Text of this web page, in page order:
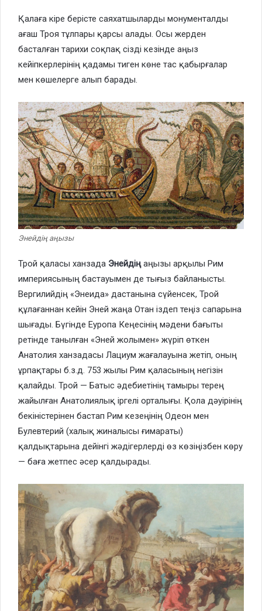
Қалаға кіре берісте саяхатшыларды монументалды
ағаш Троя тұлпары қарсы алады. Осы жерден
басталған тарихи соқпақ сізді кезінде аңыз
кейіпкерлерінің қадамы тиген көне тас қабырғалар
мен көшелерге алып барады.
Энейдің аңызы
Трой қаласы ханзада Энейдің аңызы арқылы Рим
империясының бастауымен де тығыз байланысты.
Вергилийдің «Энеида» дастанына сүйенсек, Трой
құлағаннан кейін Эней жаңа Отан іздеп теңіз сапарына
шығады. Бүгінде Еуропа Кеңесінің мәдени бағыты
ретінде танылған «Эней жолымен» жүріп өткен
Анатолия ханзадасы Лациум жағалауына жетіп, оның
ұрпақтары б.з.д. 753 жылы Рим қаласының негізін
қалайды. Трой — Батыс әдебиетінің тамыры терең
жайылған Анатолиялық іргелі орталығы. Қола дәуірінің
бекіністерінен бастап Рим кезеңінің Одеон мен
Булевтерий (халық жиналысы ғимараты)
қалдықтарына дейінгі жәдігерлерді өз көзіңізбен көру
— баға жетпес әсер қалдырады.